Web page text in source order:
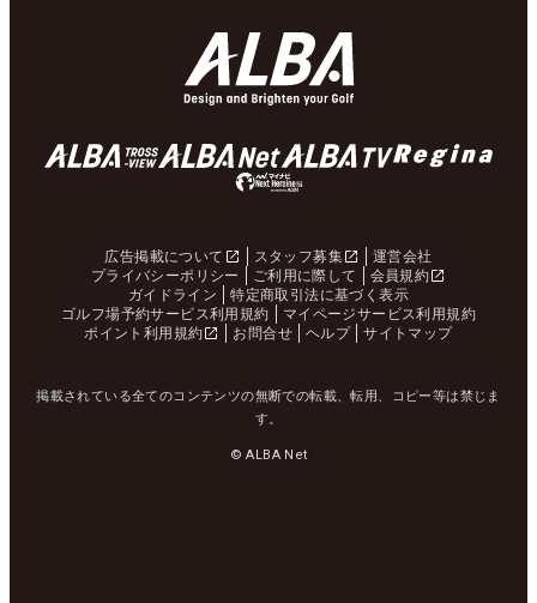
広告掲載について スタッフ募集
運営会社
プライバシーポリシー
ご利用に際して
会員規約
ガイドライン
特定商取引法に基づく表示
ゴルフ場予約サービス利用規約
マイページサービス利用規約
ポイント利用規約
お問合せ ヘルプ サイトマップ
掲載されている全てのコンテンツの無断での転載、転用、コピー等は禁じま
す。
© ALBA Net